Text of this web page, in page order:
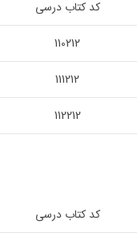
کد کتاب درسی
110212
111212
112212
کد کتاب درسی